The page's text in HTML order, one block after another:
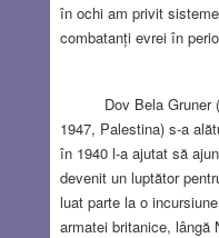
în ochi am privit
combatanți evrei în
Dov Bela Gruner
1947, Palestina) s-a
în 1940 l-a ajutat să
devenit un luptător
luat parte la o
armatei britanice, lângă